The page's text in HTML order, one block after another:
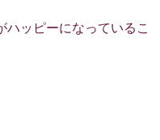
ハッピーになっているこ